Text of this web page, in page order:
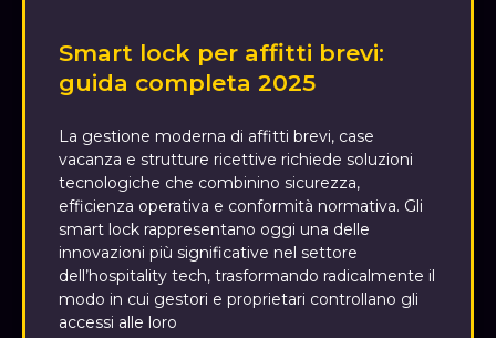
Smart lock per affitti brevi:
guida completa 2025
La gestione moderna di affitti brevi, case
vacanza e strutture ricettive richiede soluzioni
tecnologiche che combinino sicurezza,
efficienza operativa e conformità normativa. Gli
smart lock rappresentano oggi una delle
innovazioni più significative nel settore
dell’hospitality tech, trasformando radicalmente il
modo in cui gestori e proprietari controllano gli
accessi alle loro